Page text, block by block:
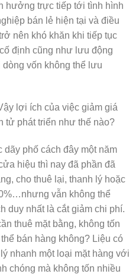
hưởng trực tiếp tới tình hình
bán lẻ hiện tại và điều
nên khó khăn khi tiếp tục
định cũng như lưu động
dòng vốn không thể lưu
lợi ích của việc giảm giá
tử phát triển như thế nào?
phố cách đây một năm
hiệu thì nay đã phần đã
cho thuê lại, thanh lý hoặc
vẫn không thể
duy nhất là cắt giảm chi phí.
thuê mặt bằng, không tốn
bán hàng không? Liệu có
nhanh một loại mặt hàng với
chóng mà không tốn nhiều